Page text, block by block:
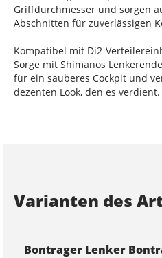
Griffdurchmesser und sorgen
Abschnitten für zuverlässigen
Kompatibel mit Di2-
Sorge mit Shimanos
für ein sauberes Cockpit und
dezenten Look, den es verdient.
Varianten des
Bontrager Lenker